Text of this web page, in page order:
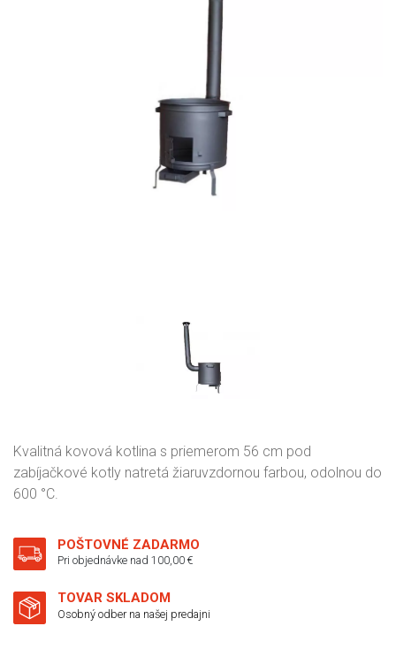
Kvalitná kovová kotlina s priemerom 56 cm pod
zabíjačkové kotly natretá žiaruvzdornou farbou, odolnou do
600 °C.
POŠTOVNÉ ZADARMO
Pri objednávke nad 100,00 €
TOVAR SKLADOM
Osobný odber na našej predajni